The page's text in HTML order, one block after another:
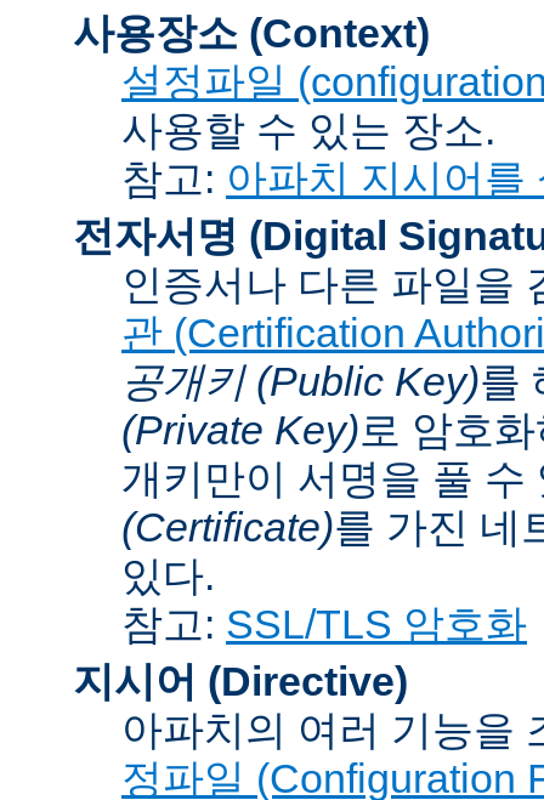
사용장소 (Context)
설정파일
사용할 수 있는 장소.
참고: 아파치 지시어를
전자서명 (Digital
인증서나 다른 파일을
관 (Certification
공개키 (Public Key)를
(Private Key)로 암호
개키만이 서명을 풀
(Certificate)를 가진 네
있다.
참고: SSL/TLS 암호화
지시어 (Directive)
아파치의 여러 기능을
정파일 (Configuration